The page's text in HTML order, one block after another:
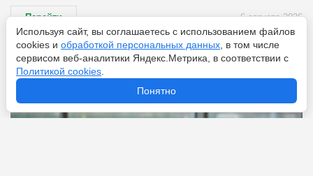
Перейти 6 августа 2026
«Астон Вилла» ведёт переговоры с «Челси» по
Николасу Джексону
Используя сайт, вы соглашаетесь с использованием файлов
cookies и обработкой персональных данных , в том числе
сервисом веб-аналитики Яндекс.Метрика, в соответствии с
Политикой cookies
Понятно